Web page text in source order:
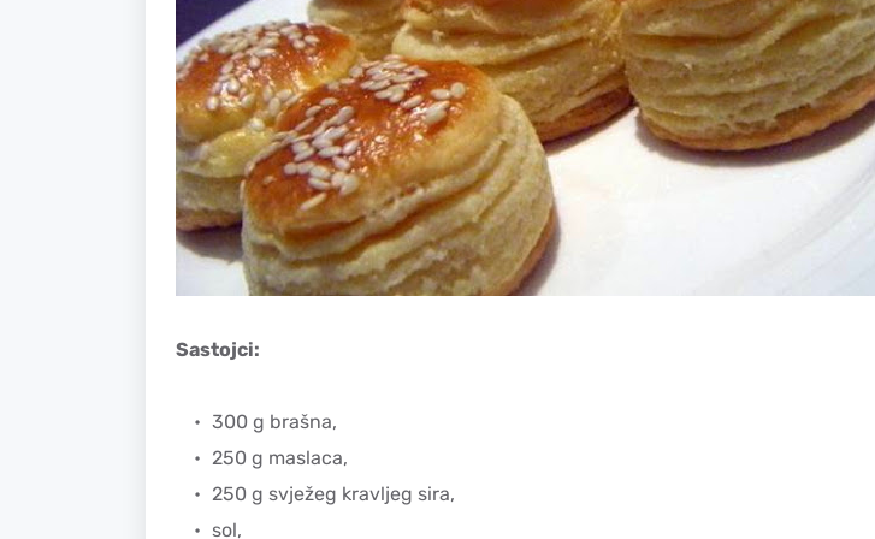
Sastojci:
300 g brašna,
250 g maslaca,
250 g svježeg kravljeg sira,
sol,